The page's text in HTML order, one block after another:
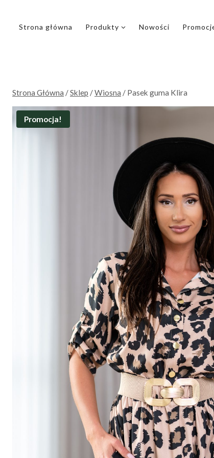
Strona główna Produkty Nowości
Strona Główna /Sklep /Wiosna / Pasek guma Klira
Promocja!